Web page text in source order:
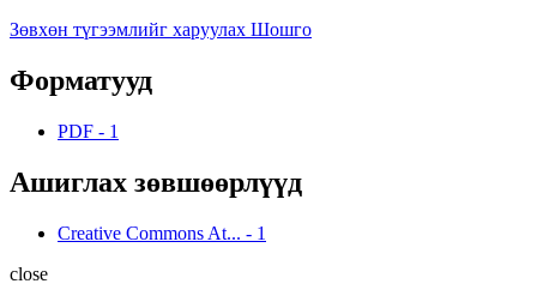
Зөвхөн түгээмлийг харуулах Шошго
Форматууд
PDF - 1
Ашиглах зөвшөөрлүүд
Creative Commons At... - 1
close